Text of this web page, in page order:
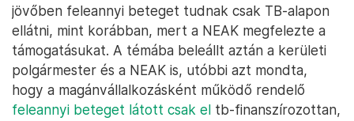
jövőben feleannyi beteget tudnak csak TB-alapon
ellátni, mint korábban, mert a NEAK megfelezte a
támogatásukat. A témába beleállt aztán a kerületi
polgármester és a NEAK is, utóbbi azt mondta,
hogy a magánvállalkozásként működő rendelő
feleannyi beteget látott csak el tb-finanszírozottan,